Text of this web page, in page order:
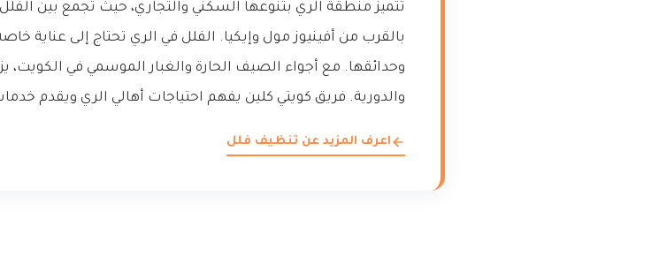
تتميز منطقة الري بتنوعها السكني والتجاري، حيث تجمع بين
بالقرب من أفينيوز مول وإيكيا. الفلل في الري تحتاج إلى عناية
وحدائقها. مع أجواء الصيف الحارة والغبار الموسمي في
والدورية. فريق كويتي كلين يفهم احتياجات أهالي الري ويقدم
اعرف المزيد عن تنظيف فلل